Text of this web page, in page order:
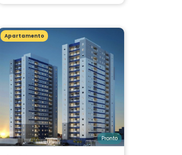
Apartamento
Pronto